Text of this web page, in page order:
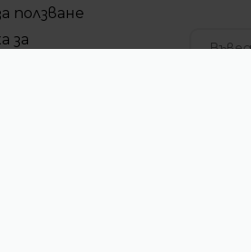
ползване
за